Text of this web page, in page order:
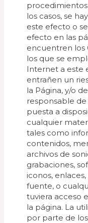
los casos, se
este efecto o
efecto en las
encuentren los
los que se
Internet a este
entrañen un
la Página, y/o
responsable de
puesta a
cualquier
tales como
contenidos,
archivos de
grabaciones,
iconos,
fuente, o
tuviera acceso
la página. La
por parte de los